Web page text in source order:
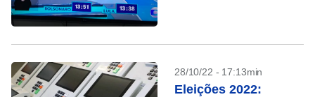
28/10/22 - 17:13min
Eleições 2022: